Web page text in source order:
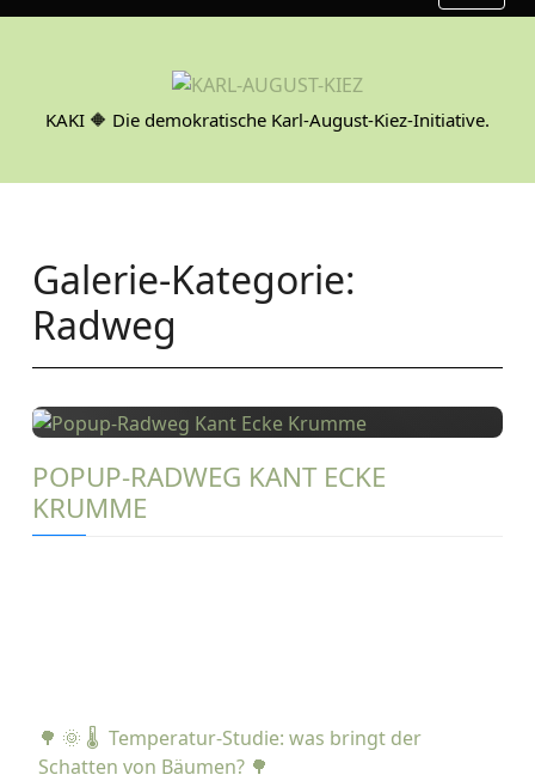
S
c
KAKI 🔶 Die demokratische Karl-August-Kiez-Initiative.
Galerie-Kategorie:
Radweg
POPUP-RADWEG KANT ECKE
KRUMME
🌳 🌞 🌡️ Temperatur-Studie: was bringt der
Schatten von Bäumen? 🌳